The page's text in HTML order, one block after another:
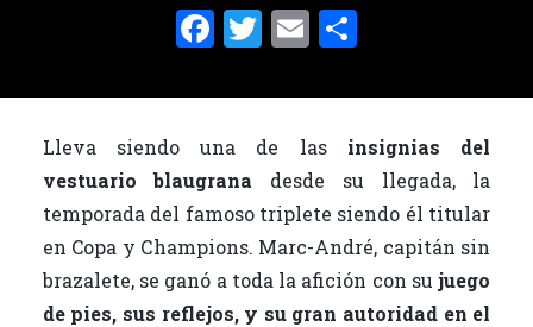
F
c
e
b
o
o
k
T
it
te
r
E
ai
l
m
p
ar
ti
r
Lleva siendo una de lasinsignias del
vestuario blaugrana desde su llegada, la
temporada del famoso triplete siendo él titular
en Copa y Champions. Marc-André, capitán sin
brazalete, se ganó a toda la afición con sujuego
de pies, sus reflejos, y su gran autoridad en el